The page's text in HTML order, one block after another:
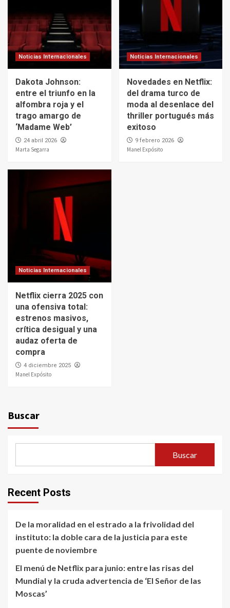
Noticias Internacionales
Dakota Johnson:
entre el triunfo en la
alfombra roja y el
trago amargo de
‘Madame Web’
24 abril 2026
Marta Segarra
Noticias Internacionales
Novedades en Netflix:
del drama turco de
moda al desenlace del
thriller portugués más
exitoso
9 febrero 2026
Manel Expósito
Noticias Internacionales
Netflix cierra 2025 con
una ofensiva total:
estrenos masivos,
crítica desigual y una
audaz oferta de
compra
4 diciembre 2025
Manel Expósito
Buscar
Buscar
Recent Posts
De la moralidad en el estrado a la frivolidad del
instituto: la doble cara de la justicia para este
puente de noviembre
El menú de Netflix para junio: entre las risas del
Mundial y la cruda advertencia de ‘El Señor de las
Moscas’